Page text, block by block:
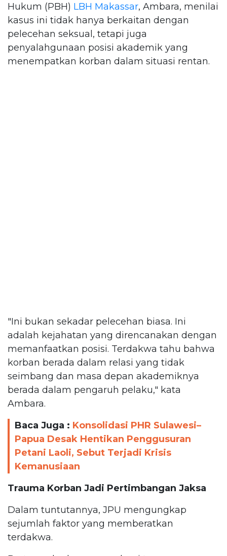
Hukum (PBH) LBH Makassar, Ambara, menilai
kasus ini tidak hanya berkaitan dengan
pelecehan seksual, tetapi juga
penyalahgunaan posisi akademik yang
menempatkan korban dalam situasi rentan.
"Ini bukan sekadar pelecehan biasa. Ini
adalah kejahatan yang direncanakan dengan
memanfaatkan posisi. Terdakwa tahu bahwa
korban berada dalam relasi yang tidak
seimbang dan masa depan akademiknya
berada dalam pengaruh pelaku," kata
Ambara.
Baca Juga : Konsolidasi PHR Sulawesi–
Papua Desak Hentikan Penggusuran
Petani Laoli, Sebut Terjadi Krisis
Kemanusiaan
Trauma Korban Jadi Pertimbangan Jaksa
Dalam tuntutannya, JPU mengungkap
sejumlah faktor yang memberatkan
terdakwa.